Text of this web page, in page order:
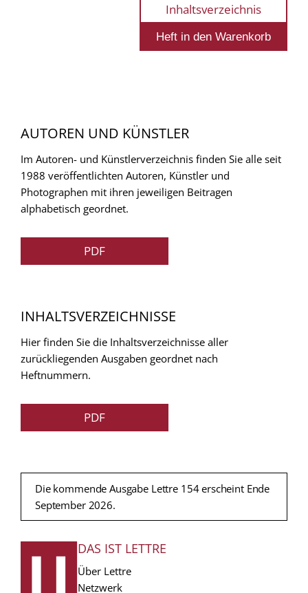
Inhaltsverzeichnis
AUTOREN UND KÜNSTLER
Im Autoren- und Künstlerverzeichnis finden Sie alle seit
1988 veröffentlichten Autoren, Künstler und
Photographen mit ihren jeweiligen Beitragen
alphabetisch geordnet.
PDF
INHALTSVERZEICHNISSE
Hier finden Sie die Inhaltsverzeichnisse aller
zurückliegenden Ausgaben geordnet nach
Heftnummern.
PDF
Die kommende Ausgabe Lettre 154 erscheint Ende
September 2026.
FUSSZEILE
DAS IST LETTRE
Über Lettre
Netzwerk